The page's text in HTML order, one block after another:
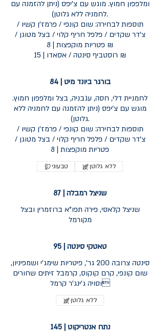
ומלפפון חמוץ. מוגש עם צ'יפס (ניתן להזמנה עם
לחמניה ללא גלוטן).
תוספות לבחירה: שום קונפי / פרמז'ן קשיו /
צ'דר שקדים / פלפל חריף קלוי / בצל מטוגן /
פטריות מוקפצות | 8 ₪
רוסטביף סינטה / אסאדו | 15 ₪
בורגר ביונד מיט | 84
לחמניית דלי, חסה, עגבניה, בצל ומלפפון חמוץ.
מוגש עם צ'יפס (ניתן להזמנה עם לחמניה ללא
גלוטן).
תוספות לבחירה: שום קונפי / פרמז'ן קשיו /
צ'דר שקדים / פלפל חריף קלוי / בצל מטוגן /
טבעוני ללא גלוטן
שניצל רמבלה | 87
שניצל קלאסי, פירה תפו"א ברוזמרין ובצל
מקורמל
טאטקי סינטה | 95
סינטה צרובה 200 גר', פיטריות שימג'י ושמפיניון,
שום קונפי, קרם קוקוס, קרמבל זיתים שחורים
וסויה ג'ינג'ר קרמל
ללא גלוטן
נתח אנטריקוט | 145